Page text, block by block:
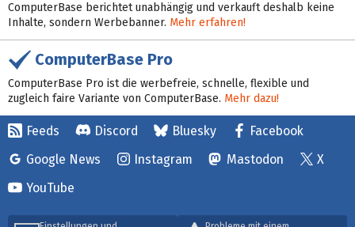
ComputerBase berichtet unabhängig und verkauft deshalb keine
Inhalte, sondern Werbebanner. Mehr erfahren!
ComputerBase Pro
ComputerBase Pro ist die werbefreie, schnelle, flexible und
zugleich faire Variante von ComputerBase. Mehr dazu!
Feeds Discord Bluesky
Facebook
Google News
Instagram Mastodon
X
YouTube